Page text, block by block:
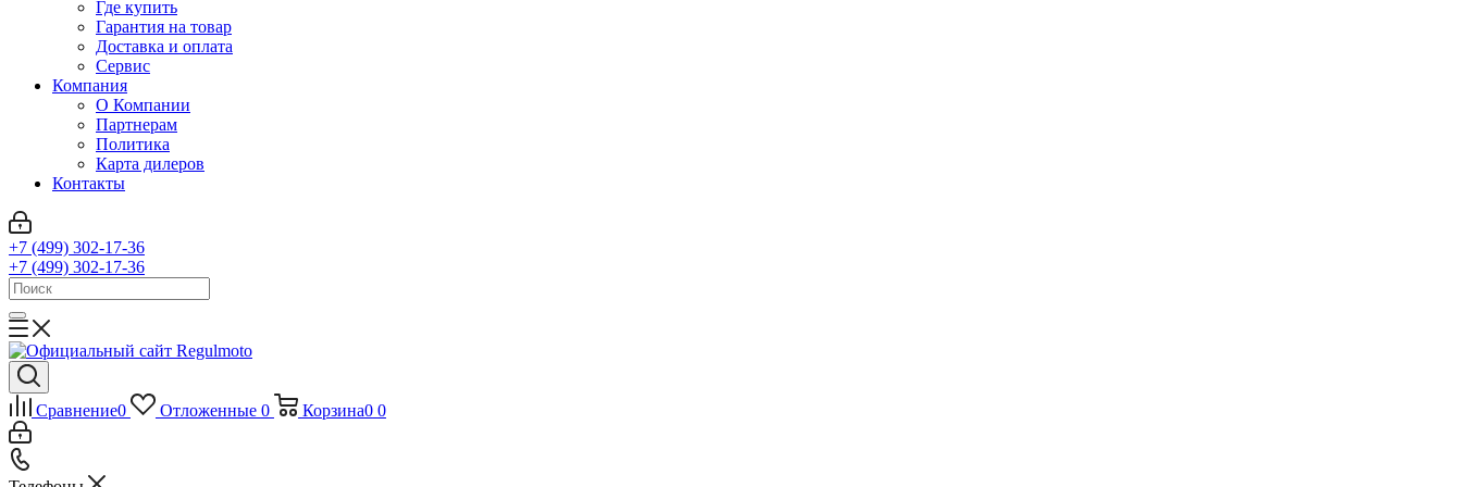
Где купить
Гарантия на товар
Доставка и оплата
Сервис
Компания
О Компании
Партнерам
Политика
Карта дилеров
Контакты
+7 (499) 302-17-36
+7 (499) 302-17-36
Сравнение0 Отложенные 0 Корзина0 0